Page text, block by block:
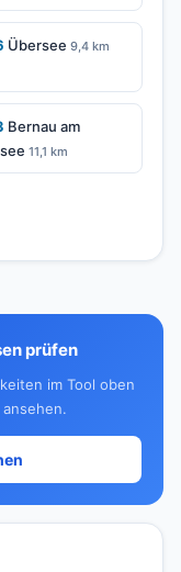
Übersee 9,4 km
Bernau am
11,1 km
prüfen
im Tool oben